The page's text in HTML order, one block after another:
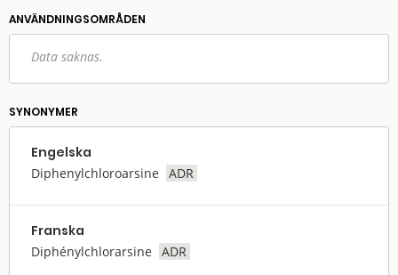
ANVÄNDNINGS­OMRÅDEN
Data saknas.
SYNONYMER
Engelska
Diphenylchloroarsine ADR
Franska
Diphénylchlorarsine ADR